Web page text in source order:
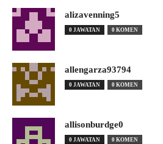
alizavenning5
0 JAWATAN 0 KOMEN
allengarza93794
0 JAWATAN 0 KOMEN
allisonburdge0
0 JAWATAN 0 KOMEN